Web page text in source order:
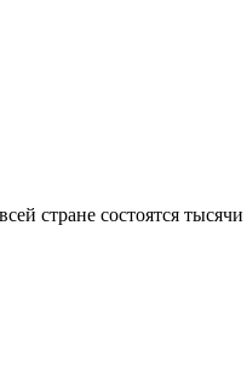
стране состоятся